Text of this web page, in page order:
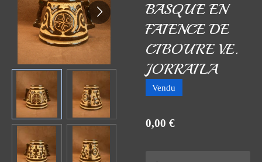
BASQUE EN
FAIENCE DE
CIBOURE V.E.
JORRAILA
Vendu
0,00 €